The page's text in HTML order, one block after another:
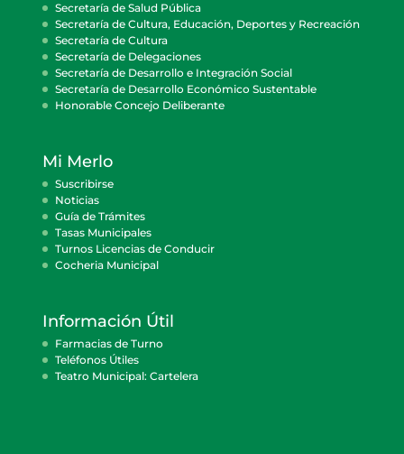
Secretaría de Salud Pública
Secretaría de Cultura, Educación, Deportes y Recreación
Secretaría de Cultura
Secretaría de Delegaciones
Secretaría de Desarrollo e Integración Social
Secretaría de Desarrollo Económico Sustentable
Honorable Concejo Deliberante
Mi Merlo
Suscribirse
Noticias
Guía de Trámites
Tasas Municipales
Turnos Licencias de Conducir
Cocheria Municipal
Información Útil
Farmacias de Turno
Teléfonos Útiles
Teatro Municipal: Cartelera